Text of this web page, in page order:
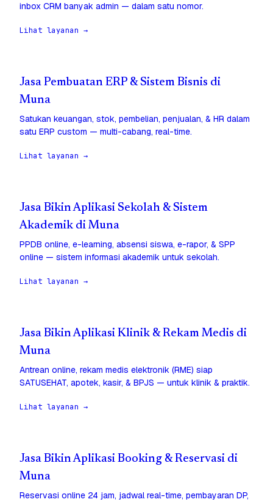
inbox CRM banyak admin — dalam satu nomor.
Lihat layanan →
Jasa Pembuatan ERP & Sistem Bisnis di
Muna
Satukan keuangan, stok, pembelian, penjualan, & HR dalam
satu ERP custom — multi-cabang, real-time.
Lihat layanan →
Jasa Bikin Aplikasi Sekolah & Sistem
Akademik di Muna
PPDB online, e-learning, absensi siswa, e-rapor, & SPP
online — sistem informasi akademik untuk sekolah.
Lihat layanan →
Jasa Bikin Aplikasi Klinik & Rekam Medis di
Muna
Antrean online, rekam medis elektronik (RME) siap
SATUSEHAT, apotek, kasir, & BPJS — untuk klinik & praktik.
Lihat layanan →
Jasa Bikin Aplikasi Booking & Reservasi di
Muna
Reservasi online 24 jam, jadwal real-time, pembayaran DP,